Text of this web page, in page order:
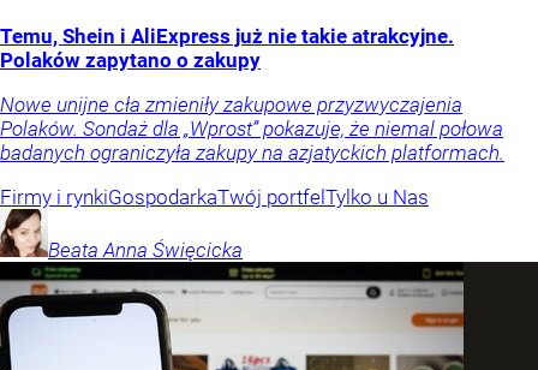
Temu, Shein i AliExpress już nie takie atrakcyjne.
Polaków zapytano o zakupy
Nowe unijne cła zmieniły zakupowe przyzwyczajenia
Polaków. Sondaż dla „Wprost” pokazuje, że niemal połowa
badanych ograniczyła zakupy na azjatyckich platformach.
Firmy i rynkiGospodarkaTwój portfel Tylko u Nas
Beata Anna Święcicka